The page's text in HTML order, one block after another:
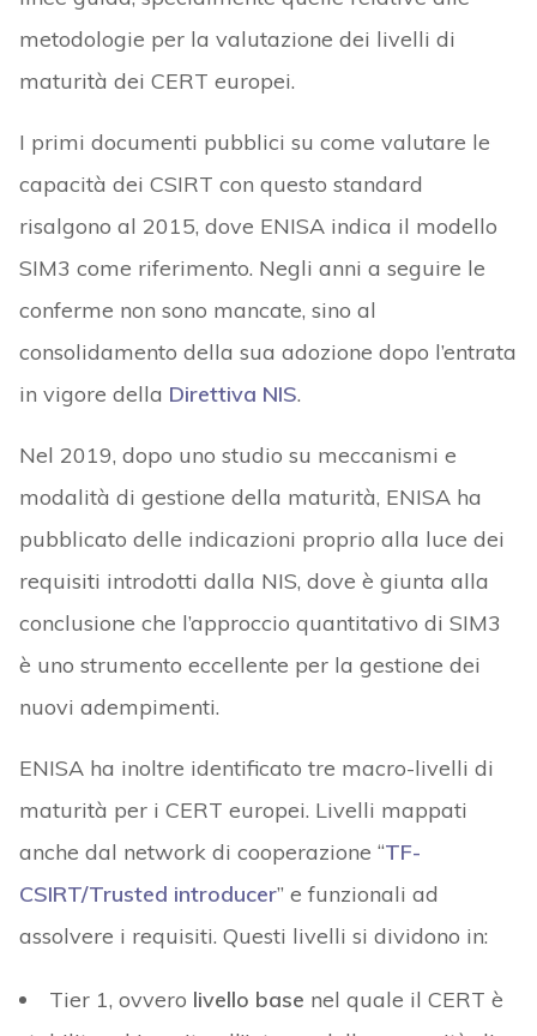
metodologie per la valutazione dei livelli di
maturità dei CERT europei.
I primi documenti pubblici su come valutare le
capacità dei CSIRT con questo standard
risalgono al 2015, dove ENISA indica il modello
SIM3 come riferimento. Negli anni a seguire le
conferme non sono mancate, sino al
consolidamento della sua adozione dopo l’entrata
in vigore della Direttiva NIS.
Nel 2019, dopo uno studio su meccanismi e
modalità di gestione della maturità, ENISA ha
pubblicato delle indicazioni proprio alla luce dei
requisiti introdotti dalla NIS, dove è giunta alla
conclusione che l’approccio quantitativo di SIM3
è uno strumento eccellente per la gestione dei
nuovi adempimenti.
ENISA ha inoltre identificato tre macro-livelli di
maturità per i CERT europei. Livelli mappati
anche dal network di cooperazione “TF-
CSIRT/Trusted introducer” e funzionali ad
assolvere i requisiti. Questi livelli si dividono in:
Tier 1, ovvero livello base nel quale il CERT è